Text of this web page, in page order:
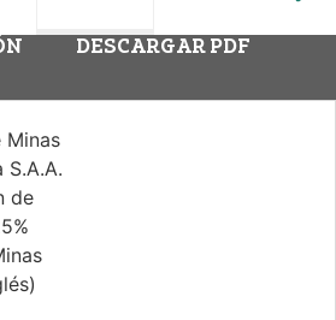
DESCARGAR PDF
Minas
S.A.A.
de